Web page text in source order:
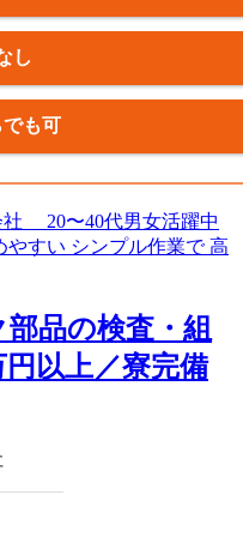
し
でも可
部品の検査・組
以上／寮完備